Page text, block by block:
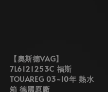
【奧斯德VAG】
7L6121253C 福斯
TOUAREG 03~10年 熱水
箱 德國原廠